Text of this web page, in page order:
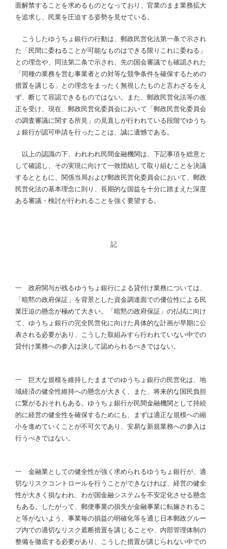
面解禁することを求めるものとなっており、官業のまま業務拡大
を追求し、民業を圧迫する姿勢を見せている。
こうしたゆうちょ銀行の行動は、郵政民営化法第一条で示され
た「民間に委ねることが可能なものはできる限りこれに委ねる」
との理念や、同法第二条で示され、先の国会審議でも確認された
「同種の業務を営む事業者との対等な競争条件を確保するための
措置を講じる」との理念をまったく無視したものと言わざるをえ
ず、断じて容認できるものではない。また、郵政民営化法等の改
正を受け、現在、郵政民営化委員会において「郵政民営化委員会
の調査審議に関する所見」の見直しが行われている段階でゆうち
ょ銀行が認可申請を行ったことは、誠に遺憾である。
以上の認識の下、われわれ民間金融機関は、下記事項を総意と
して確認し、その実現に向けて一致団結して取り組むことを決議
するとともに、関係当局および郵政民営化委員会において、郵政
民営化法の基本理念に則り、長期的な国益を十分に踏まえた深度
ある審議・検討が行われることを強く要望する。
記
一 政府関与が残るゆうちょ銀行による貸付け業務については、
「暗黙の政府保証」を背景とした資金調達面での優位性による民
業圧迫の懸念が極めて大きい。「暗黙の政府保証」の払拭に向け
て、ゆうちょ銀行の完全民営化に向けた具体的な計画が早期に公
表される必要があり、こうした取組みすら行われていない中での
貸付け業務への参入は決して認められるべきではない。
一 巨大な規模を維持したままでのゆうちょ銀行の民営化は、地
域経済の健全性維持への懸念が大きく、また、将来的な国民負担
に繋がるおそれもある。ゆうちょ銀行が民間金融機関として持続
的に経営の健全性を確保するためにも、まずは適正な規模への縮
小を進めていくことが不可欠であり、安易な新規業務への参入は
行うべきではない。
一 金融業としての健全性が強く求められるゆうちょ銀行が、適
切なリスクコントロールを行うことができなければ、経営の健全
性が大きく損なわれ、わが国金融システムを不安定化させる懸念
もある。したがって、郵便事業の損失が金融事業に転嫁されるこ
と等がないよう、事業毎の損益の明確化等を通じ日本郵政グルー
プ内での適切なリスク遮断措置を講じることや、内部管理体制の
整備を徹底する必要があり、こうした措置が講じられない中での